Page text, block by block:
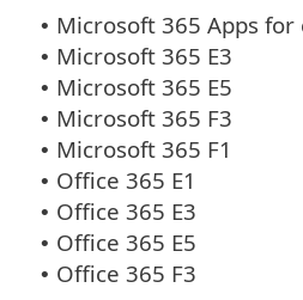
• Microsoft 365 Apps
• Microsoft 365 E3
• Microsoft 365 E5
• Microsoft 365 F3
• Microsoft 365 F1
• Office 365 E1
• Office 365 E3
• Office 365 E5
• Office 365 F3